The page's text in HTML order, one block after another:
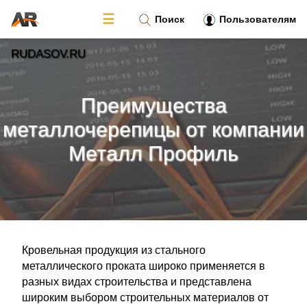
Преимущества
металлочерепицы от компании
Металл Профиль
Кровельная продукция из стального
металлического проката широко применяется в
разных видах строительства и представлена
широким выбором строительных материалов от
Поиск Пользователям
RUDASOV.RU
☰
Тренды новостей»
»
Правила»